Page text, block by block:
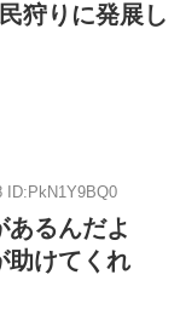
狩りに発展し
ID:PkN1Y9BQ0
あるんだよ
助けてくれ